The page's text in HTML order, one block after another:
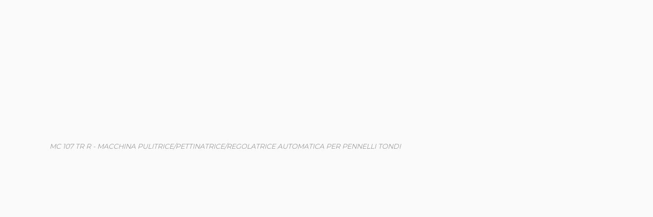
MC 107 TR R - MACCHINA PULITRICE/PETTINATRICE/REGOLATRICE AUTOMATICA PER PENNELLI TONDI